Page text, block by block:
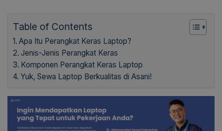
Table of Contents
Apa Itu Perangkat Keras Laptop?
Jenis-Jenis Perangkat Keras
Komponen Perangkat Keras Laptop
Yuk, Sewa Laptop Berkualitas di Asani!